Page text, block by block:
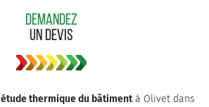
DEMANDEZ
UN DEVIS
étude thermique du bâtimentà Olivet dans